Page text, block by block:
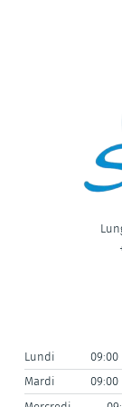
Lundi
09:00
Mardi
09:00